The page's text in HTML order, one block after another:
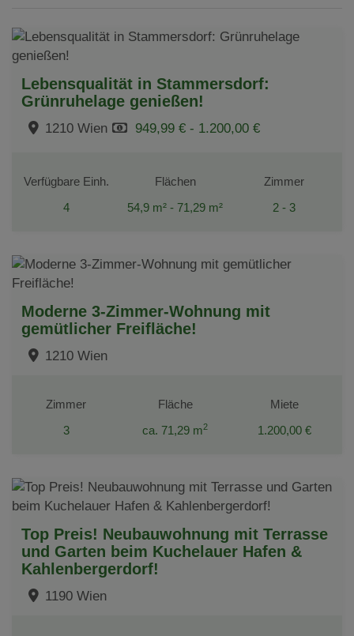
Lebensqualität in Stammersdorf:
Grünruhelage genießen!
1210 Wien 949,99 € - 1.200,00 €
Verfügbare Einh.
4
Flächen
54,9 m² - 71,29 m²
Zimmer
2 - 3
Moderne 3-Zimmer-Wohnung mit
gemütlicher Freifläche!
1210 Wien
Zimmer
3
Fläche
ca. 71,29 m2
Miete
1.200,00 €
Top Preis! Neubauwohnung mit Terrasse
und Garten beim Kuchelauer Hafen &
Kahlenbergerdorf!
1190 Wien